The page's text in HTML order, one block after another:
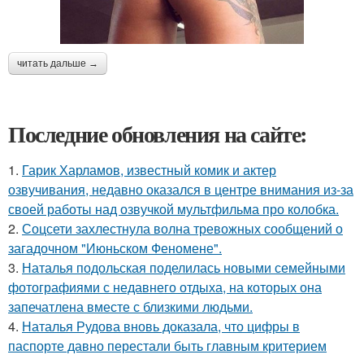
читать дальше →
Последние обновления на сайте:
1. Гарик Харламов, известный комик и актер
озвучивания, недавно оказался в центре внимания из-за
своей работы над озвучкой мультфильма про колобка.
2. Соцсети захлестнула волна тревожных сообщений о
загадочном "Июньском Феномене".
3. Наталья подольская поделилась новыми семейными
фотографиями с недавнего отдыха, на которых она
запечатлена вместе с близкими людьми.
4. Наталья Рудова вновь доказала, что цифры в
паспорте давно перестали быть главным критерием